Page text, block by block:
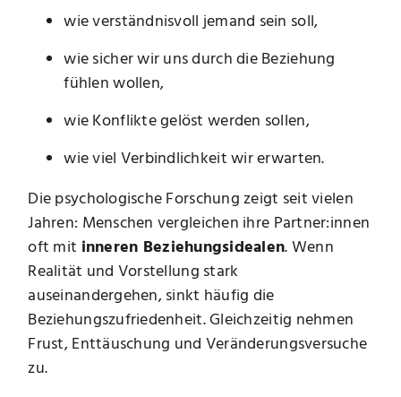
wie verständnisvoll jemand sein soll,
wie sicher wir uns durch die Beziehung
fühlen wollen,
wie Konflikte gelöst werden sollen,
wie viel Verbindlichkeit wir erwarten.
Die psychologische Forschung zeigt seit vielen
Jahren: Menschen vergleichen ihre Partner:innen
oft mit inneren Beziehungsidealen. Wenn
Realität und Vorstellung stark
auseinandergehen, sinkt häufig die
Beziehungszufriedenheit. Gleichzeitig nehmen
Frust, Enttäuschung und Veränderungsversuche
zu.